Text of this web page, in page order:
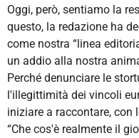
Oggi, però, sentiamo la
questo, la redazione ha
come nostra “linea
un addio alla nostra
Perché denunciare le
l'illegittimità dei vincoli
iniziare a raccontare, con
“Che cos'è realmente il